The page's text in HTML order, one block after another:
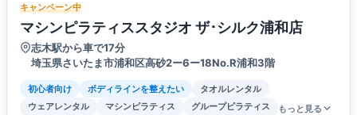
キャンペーン中
マシンピラティススタジオ ザ･シルク浦和店
志木駅から車で17分
埼玉県さいたま市浦和区高砂2ー6ー18No.R浦和3階
初心者向け ボディラインを整えたい
タオルレンタル
ウェアレンタル
マシンピラティス グループピラティス もっと見る